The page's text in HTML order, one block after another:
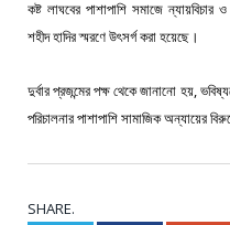
কষ্ট লাঘবের পাশাপাশি সমাজে ন্যায়বিচার ও
শহীদ হাদির স্মরণে উৎসর্গ করা হয়েছে।
দুর্বার প্রজন্মের পক্ষ থেকে জানানো হয়,
পরিচালনার পাশাপাশি সামাজিক অন্যায়ের
SHARE.